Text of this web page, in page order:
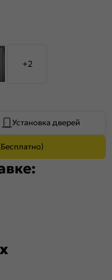
+2
Установка дверей